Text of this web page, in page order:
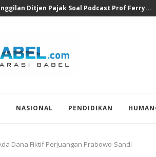
46 Juta Butir Obat Ilegal Bukti Keseriusan...
NASIONAL PENDIDIKAN
Dana Fiktif Perjuangan Prabowo-Sandi